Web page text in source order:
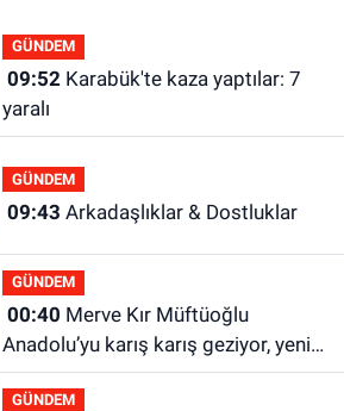
GÜNDEM
09:52Karabük'te kaza yaptılar: 7
yaralı
GÜNDEM
09:43 Arkadaşlıklar & Dostluklar
GÜNDEM
00:40
Anadolu’yu karış karış geziyor, yeni
yapılanmaları şekillendiriyor
GÜNDEM